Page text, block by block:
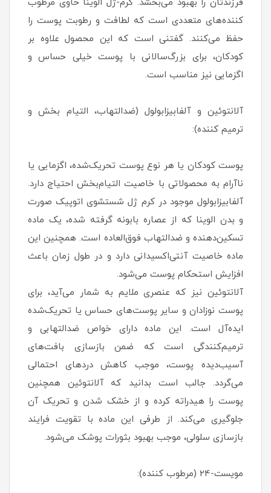
فرزندتان را بهبود می‌بخشد. کرم-ژل الوینا حاوی مرطوب
کننده‌های متعددی است که لطافت و رطوبت پوست را
حفظ می‌کنند. گفتنی است که این محصول علاوه بر
کودکان، برای بزرگ‌سالانی با پوست خیلی حساس و
اگزمایی نیز مناسب است.
آلانتوئین و آلفابیزابولول (ضدالتهاب، التیام بخش و
ترمیم کننده):
پوست کودکان یا هر نوع پوست تحریک‌شده، اگزمایی یا
ناآرام به محصولاتی با خاصیت التیام‌بخش احتیاج دارد.
آلفابیزابولول موجود در کرم ژل شستشوی اتوپیک صورت
و بدن الوینا که از عصاره بابونه گرفته شده، یک ماده
تسکین‌دهنده و ضدالتهاب فوق‌العاده است. همچنین این
ماده خاصیت آنتی‌اکسیدانی دارد و در طول زمان باعث
افزایش استحکام پوست می‌شود.
آلانتوئین نیز که عنصری ملایم به شمار می‌آید، برای
پوست نوزادان و سایر پوست‌های حساس یا تحریک‌شده
ایده‌آل است. این ماده دارای خواص ضدالتهابی و
ترمیم‌کنندگی است که ضمن بازسازی بافت‌های
آسیب‌دیده پوست، موجب کاهش دردهای احتمالی
می‌گردد. جالب است بدانید که آلانتوئین همچنین
پوست را هیدراته کرده و از خشک شدن و تحریک آن
جلوگیری می‌کند. از طرفی این ماده با تقویت فرایند
بازسازی سلولی، موجب بهبود بثورات پوشک می‌شود.
مویست-24 (مرطوب کننده):